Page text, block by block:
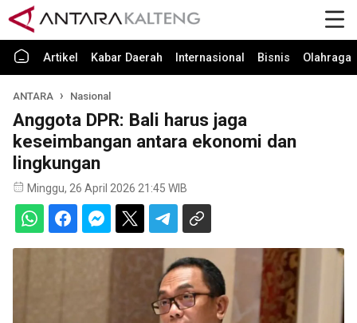
Artikel Kabar Daerah Internasional Bisnis Olahraga
ANTARA Nasional
Anggota DPR: Bali harus jaga
keseimbangan antara ekonomi dan
lingkungan
Minggu, 26 April 2026 21:45 WIB